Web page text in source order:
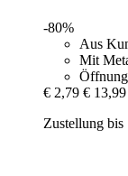
-80%
Aus
Mit
€ 2,79 € 13,99
Zustellung bis